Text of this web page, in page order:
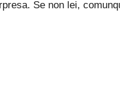
Se non lei,